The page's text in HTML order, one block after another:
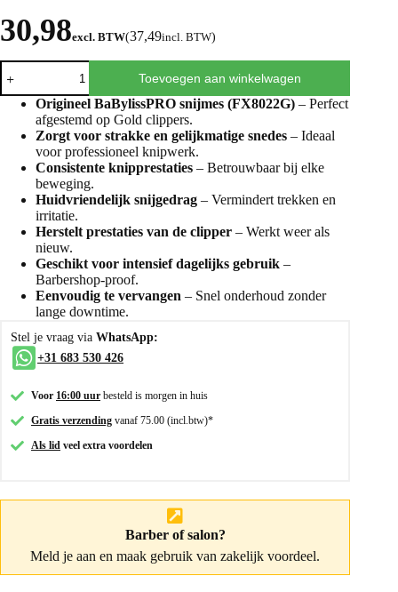
30,98excl. BTW(37,49incl. BTW)
Toevoegen aan winkelwagen
Origineel BaBylissPRO snijmes (FX8022G) – Perfect
afgestemd op Gold clippers.
Zorgt voor strakke en gelijkmatige snedes – Ideaal
voor professioneel knipwerk.
Consistente knipprestaties – Betrouwbaar bij elke
beweging.
Huidvriendelijk snijgedrag – Vermindert trekken en
irritatie.
Herstelt prestaties van de clipper – Werkt weer als
nieuw.
Geschikt voor intensief dagelijks gebruik –
Barbershop-proof.
Eenvoudig te vervangen – Snel onderhoud zonder
lange downtime.
Stel je vraag via WhatsApp:
+31 683 530 426
Voor 16:00 uur besteld is morgen in huis
Gratis verzending vanaf 75.00 (incl.btw)*
Als lid veel extra voordelen
Barber of salon?
Meld je aan en maak gebruik van zakelijk voordeel.